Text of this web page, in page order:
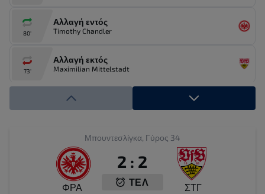
80'
Αλλαγή εντός
Timothy Chandler
73'
Αλλαγή εκτός
Maximilian Mittelstadt
73'
Αλλαγή εντός
Αλλαγή εκτός
Αλλαγή εντός
Josha Vagnoman
Μπουντεσλίγκα, Γύρος 34
ΦΡΑ
2 : 2
ΤΕΛ ΣΤΓ